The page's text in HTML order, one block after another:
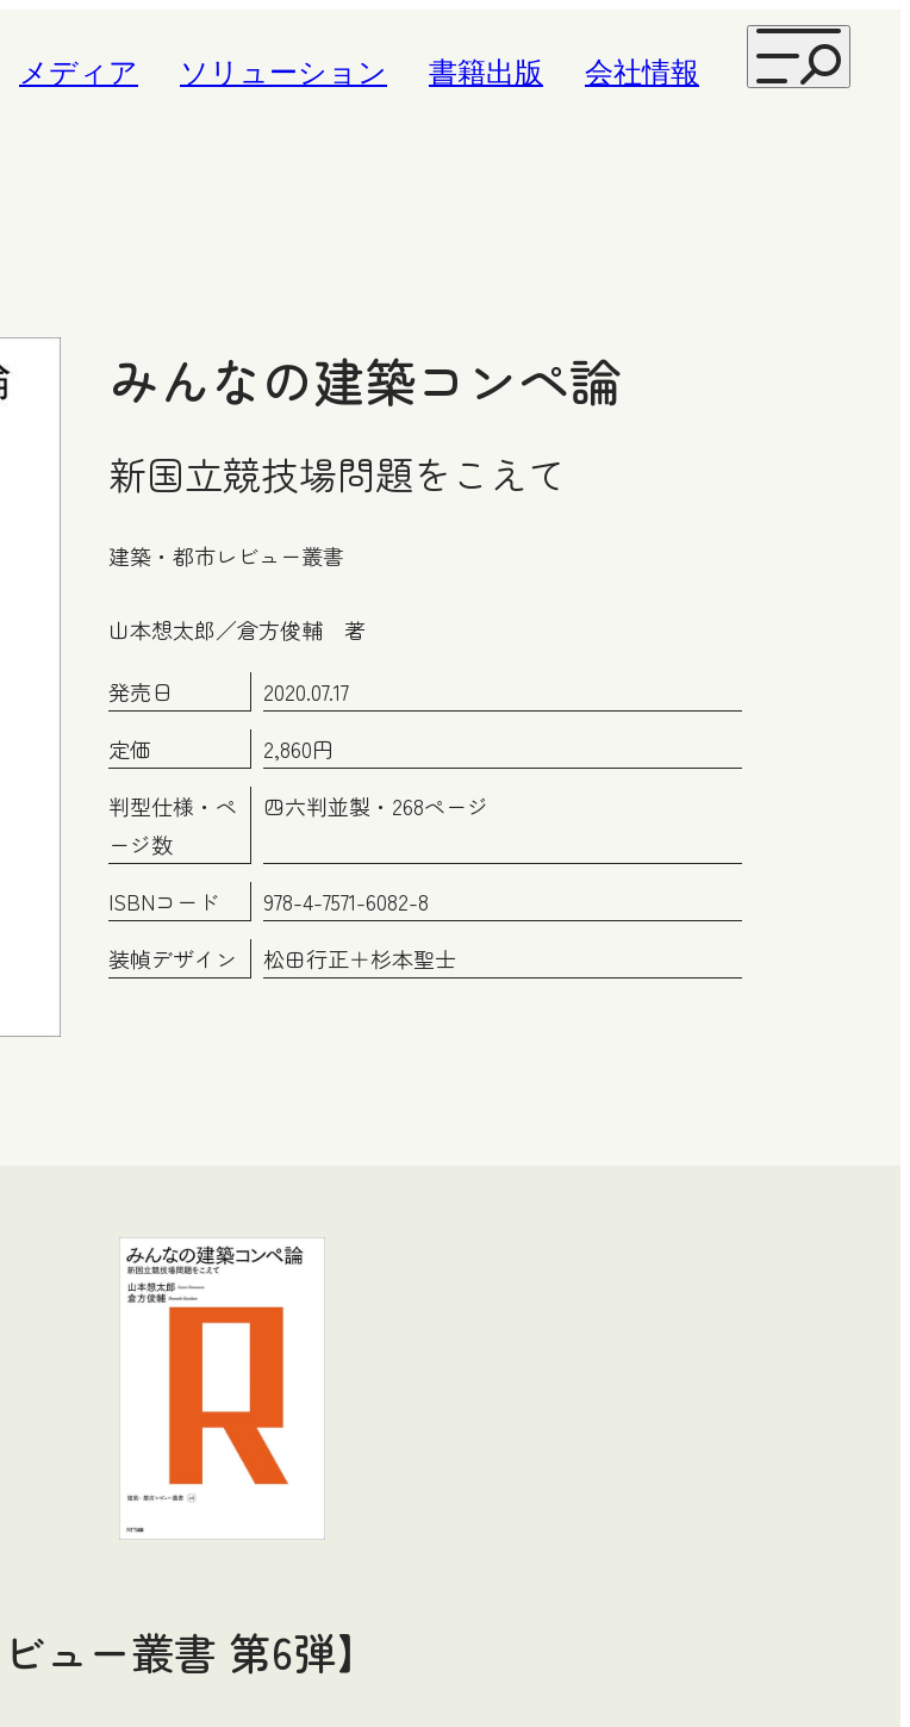
メディア ソリューション 書籍出版 会社情報
みんなの建築コンペ論
新国立競技場問題をこえて
建築・都市レビュー叢書
山本想太郎／倉方俊輔 著
発売日
2020.07.17
定価
2,860円
判型仕様・ペ
ージ数
四六判並製・268ページ
ISBNコード
978-4-7571-6082-8
装幀デザイン
松田行正＋杉本聖士
ュー叢書 第6弾】